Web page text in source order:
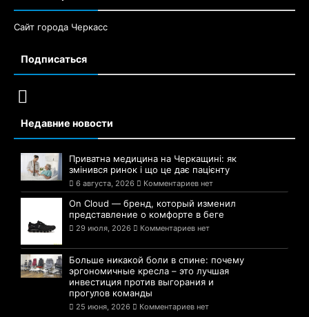
Сайт города Черкасс
Подписаться
Недавние новости
Приватна медицина на Черкащині: як
змінився ринок і що це дає пацієнту
6 августа, 2026 Комментариев нет
On Cloud — бренд, который изменил
представление о комфорте в беге
29 июля, 2026 Комментариев нет
Больше никакой боли в спине: почему
эргономичные кресла – это лучшая
инвестиция против выгорания и
прогулов команды
25 июня, 2026 Комментариев нет